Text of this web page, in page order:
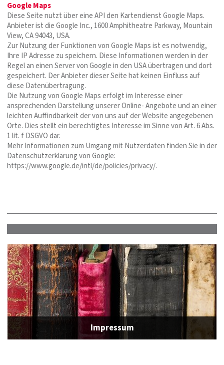
Google Maps
Diese Seite nutzt über eine API den Kartendienst Google Maps.
Anbieter ist die Google Inc., 1600 Amphitheatre Parkway, Mountain
View, CA 94043, USA.
Zur Nutzung der Funktionen von Google Maps ist es notwendig,
Ihre IP Adresse zu speichern. Diese Informationen werden in der
Regel an einen Server von Google in den USA übertragen und dort
gespeichert. Der Anbieter dieser Seite hat keinen Einfluss auf
diese Datenübertragung.
Die Nutzung von Google Maps erfolgt im Interesse einer
ansprechenden Darstellung unserer Online- Angebote und an einer
leichten Auffindbarkeit der von uns auf der Website angegebenen
Orte. Dies stellt ein berechtigtes Interesse im Sinne von Art. 6 Abs.
1 lit. f DSGVO dar.
Mehr Informationen zum Umgang mit Nutzerdaten finden Sie in der
Datenschutzerklärung von Google:
https://www.google.de/intl/de/policies/privacy/.
Impressum